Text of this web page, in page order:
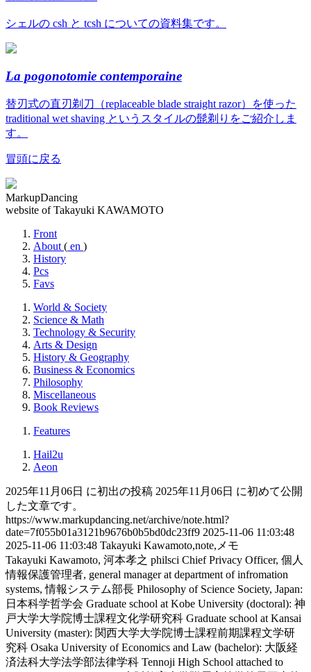
シェルの csh と tcsh についての資料集です。
La pogonotomie contemporaine
替刃式の直刃剃刀（replaceable blade straight razor）を使った
traditional wet shaving というスタイルの髭剃りをご紹介しま
す。
冒頭に戻る
MarkupDancing
website of Takayuki KAWAMOTO
Front
About ( en )
History
Pcs
Favs
World & Society
Science & Math
Technology & Security
Arts & Design
History & Geography
Business & Economics
Philosophy
Miscellaneous
Book Reviews
Features
Hail2u
Aeon
2025年11月06日 に初出の投稿 2025年11月06日 に初めて公開
した文章です。
https://www.markupdancing.net/archive/note.html?
date=7f055b01a3121b9676b0b5bd0dc23ff9 2025-11-06 11:03:48
2025-11-06 11:03:48 Takayuki Kawamoto,note,メモ
Takayuki Kawamoto, 河本孝之 philsci Chief Privacy Officer, 個人
情報保護管理者, general manager at department of infromation
systems, 情報システム部長 Philosophy of Science Society, Japan:
日本科学哲学会 Graduate school at Kobe University (doctoral): 神
戸大学大学院博士課程文化学研究科 Graduate school at Kansai
University (master): 関西大学大学院博士課程前期課程文学研
究科 Osaka University of Economics and Law (bachelor): 大阪経
済法科大学法学部法律学科 Tennoji High School attached to